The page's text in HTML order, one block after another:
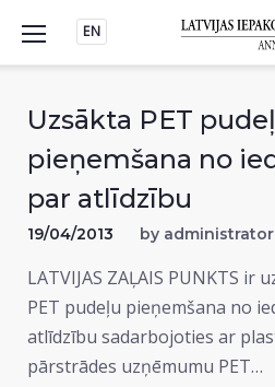
content
EN
Uzsākta PET
pieņemšana no
par atlīdzību
19/04/2013 by administrator
LATVIJAS ZAĻAIS PUNKTS ir
PET pudeļu pieņemšana no
atlīdzību sadarbojoties ar
pārstrādes uzņēmumu PET…